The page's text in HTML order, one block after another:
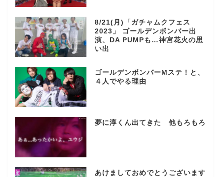
8/21(月)「ガチャムクフェス
2023」 ゴールデンボンバー出
演、DA PUMPも…神宮花火の思
い出
ゴールデンボンバーMステ！と、
４人でやる理由
夢に淳くん出てきた 他もろもろ
あけましておめでとうございます